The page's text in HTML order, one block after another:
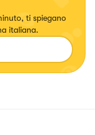
ti spiegano
italiana.